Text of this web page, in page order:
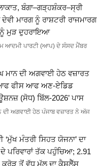
ਬੰਗਾ–ਗੜ੍ਹਸ਼ੰਕਰ–ਸ੍ਰੀ
ਮਾਰਗ ਨੂੰ ਰਾਸ਼ਟਰੀ ਰਾਜਮਾਰਗ
ਨੂੰ ਮੁੜ ਦੁਹਰਾਇਆ
ਆਦਮੀ ਪਾਰਟੀ (ਆਪ) ਦੇ ਸੰਸਦ ਮੈਂਬਰ
ਮਾਨ ਦੀ ਅਗਵਾਈ ਹੇਠ ਵਜ਼ਾਰਤ
ਫੀਸ ਆਫ ਅਣ-ਏਡਿਡ
(ਸੋਧ) ਬਿੱਲ-2026’ ਪਾਸ
ਦੀ ਅਗਵਾਈ ਹੇਠ ਪੰਜਾਬ ਵਜ਼ਾਰਤ ਨੇ ਅੱਜ
‘ਮੁੱਖ ਮੰਤਰੀ ਸਿਹਤ ਯੋਜਨਾ’ ਦਾ
ਪਰਿਵਾਰਾਂ ਤੱਕ ਪਹੁੰਚਿਆ; 2.91
ਕਰੋੜ ਤੋਂ ਵੱਧ ਮੁੱਲ ਦਾ ਕੈਸ਼ਲੈੱਸ